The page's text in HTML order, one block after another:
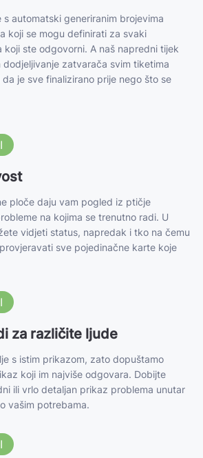
automatski generiranim brojevima
koji se mogu definirati za svaki
koji ste odgovorni. A naš napredni tijek
dodjeljivanje zatvarača svim tiketima
je sve finalizirano prije nego što se
ploče daju vam pogled iz ptičje
na kojima se trenutno radi. U
vidjeti status, napredak i tko na čemu
sve pojedinačne karte koje
za različite ljude
s istim prikazom, zato dopuštamo
koji im najviše odgovara. Dobijte
ili vrlo detaljan prikaz problema unutar
vašim potrebama.